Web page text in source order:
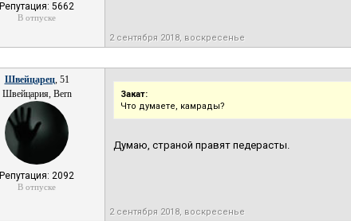
Репутация: 5662
В отпуске
2 сентября 2018, воскресенье
Швейцарец, 51
Швейцария, Bern
Репутация: 2092
В отпуске
Закат:
Что думаете, камрады?
Думаю, страной правят педерасты.
2 сентября 2018, воскресенье